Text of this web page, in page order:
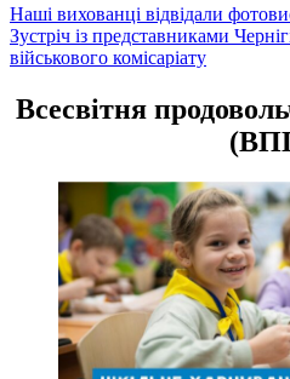
Навігація
записів
Наші вихованці відвідали
Зустріч із представниками
військового комісаріату
Всесвітня